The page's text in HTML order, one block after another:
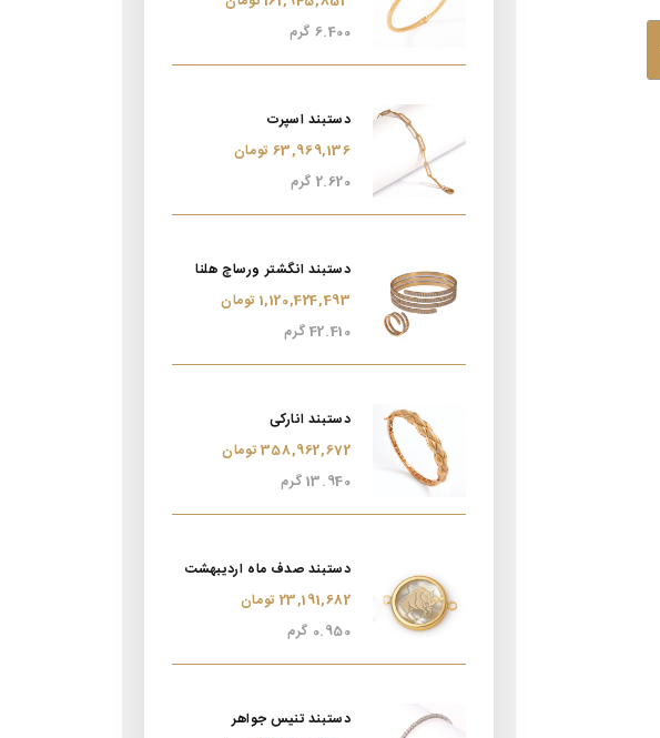
6.400 گرم
دستبند اسپرت
63,969,136 تومان
2.620 گرم
دستبند انگشتر ورساچ هلنا
1,120,424,493 تومان
42.410 گرم
دستبند انارکی
358,962,672 تومان
13.940 گرم
دستبند صدف ماه اردیبهشت
23,191,682 تومان
0.950 گرم
دستبند تنیس جواهر